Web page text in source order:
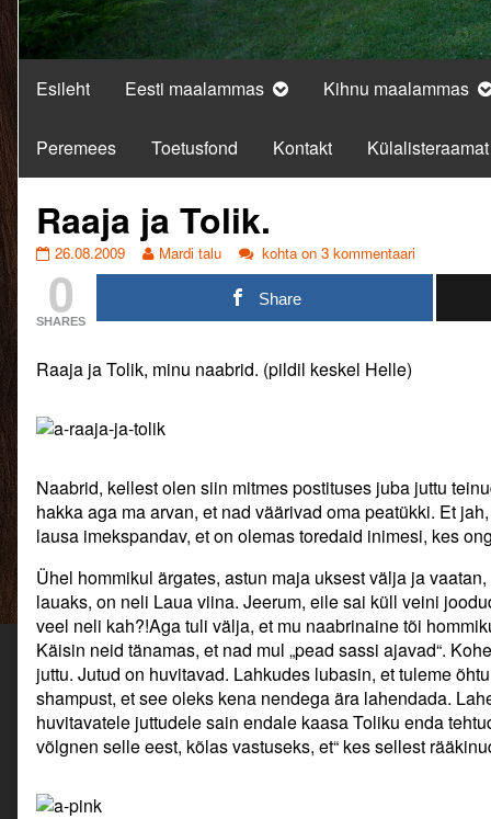
Esileht Eesti maalammas Kihnu maalammas
Peremees Toetusfond Kontakt Külalisteraamat
Raaja ja Tolik.
Raaja
Tolik.
published
on
26.08.2009
Read
more
of
Tolik.,
Mardi talu
Raaja
ja
Tolik.
kohta on 3 kommentaari
0
SHARES
Share
Raaja ja Tolik, minu naabrid. (pildil keskel Helle)
Naabrid, kellest olen siin mitmes postituses juba juttu
hakka aga ma arvan, et nad väärivad oma peatükki. Et
lausa imekspandav, et on olemas toredaid inimesi, kes
Ühel hommikul ärgates, astun maja uksest välja ja
lauaks, on neli Laua viina. Jeerum, eile sai küll veini
veel neli kah?!Aga tuli välja, et mu naabrinaine tõi
Käisin neid tänamas, et nad mul „pead sassi ajavad“.
juttu. Jutud on huvitavad. Lahkudes lubasin, et tuleme
shampust, et see oleks kena nendega ära lahendada.
huvitavatele juttudele sain endale kaasa Toliku enda
võlgnen selle eest, kõlas vastuseks, et“ kes sellest